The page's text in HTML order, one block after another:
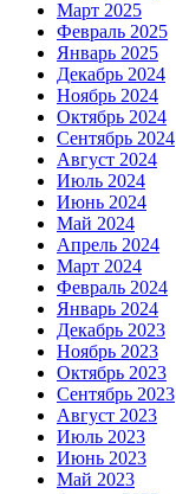
Март 2025
Февраль 2025
Январь 2025
Декабрь 2024
Ноябрь 2024
Октябрь 2024
Сентябрь 2024
Август 2024
Июль 2024
Июнь 2024
Май 2024
Апрель 2024
Март 2024
Февраль 2024
Январь 2024
Декабрь 2023
Ноябрь 2023
Октябрь 2023
Сентябрь 2023
Август 2023
Июль 2023
Июнь 2023
Май 2023